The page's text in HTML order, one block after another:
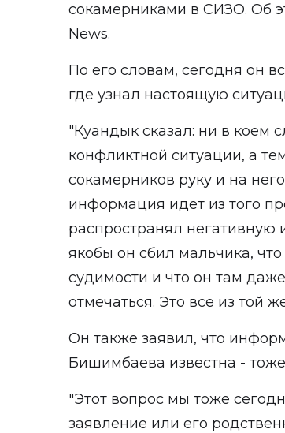
сокамерниками в СИЗО. Об
News.
По его словам, сегодня он
где узнал настоящую
"Куандык сказал: ни в коем
конфликтной ситуации, а
сокамерников руку и на
информация идет из того
распространял
якобы он сбил мальчика,
судимости и что он там
отмечаться. Это все из той
Он также заявил, что
Бишимбаева известна - тоже
"Этот вопрос мы тоже
заявление или его